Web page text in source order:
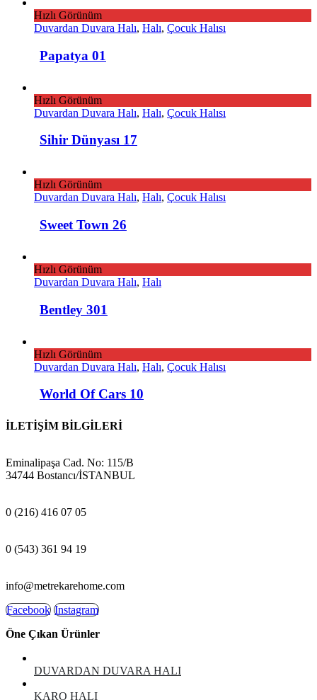
Hızlı Görünüm
Duvardan Duvara Halı, Halı, Çocuk Halısı
Papatya 01
Hızlı Görünüm
Duvardan Duvara Halı, Halı, Çocuk Halısı
Sihir Dünyası 17
Hızlı Görünüm
Duvardan Duvara Halı, Halı, Çocuk Halısı
Sweet Town 26
Hızlı Görünüm
Duvardan Duvara Halı, Halı
Bentley 301
Hızlı Görünüm
Duvardan Duvara Halı, Halı, Çocuk Halısı
World Of Cars 10
İLETİŞİM BİLGİLERİ
Eminalipaşa Cad. No: 115/B
34744 Bostancı/İSTANBUL
0 (216) 416 07 05
0 (543) 361 94 19
info@metrekarehome.com
Facebook Instagram
Öne Çıkan Ürünler
DUVARDAN DUVARA HALI
KARO HALI